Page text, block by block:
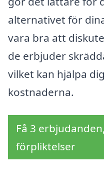
alternativet för
vara bra att
de erbjuder
vilket kan hjälpa
kostnaderna.
Få 3
förpliktelser